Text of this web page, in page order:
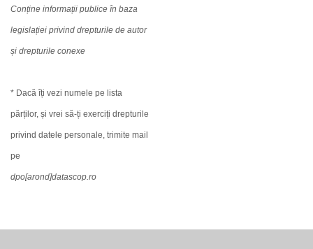
Conține informații publice în baza
legislației privind drepturile de autor
și drepturile conexe
* Dacă îți vezi numele pe lista
părților, și vrei să-ți exerciți drepturile
privind datele personale, trimite mail
pe
dpo[arond]datascop.ro